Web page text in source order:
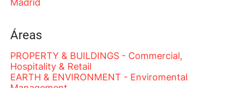
Madrid
Áreas
PROPERTY & BUILDINGS - Commercial,
Hospitality & Retail
EARTH & ENVIRONMENT - Enviromental